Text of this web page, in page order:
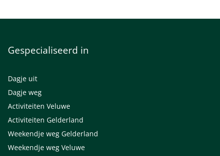
Gespecialiseerd in
Dagje uit
Dagje weg
Activiteiten Veluwe
Activiteiten Gelderland
Weekendje weg Gelderland
Weekendje weg Veluwe